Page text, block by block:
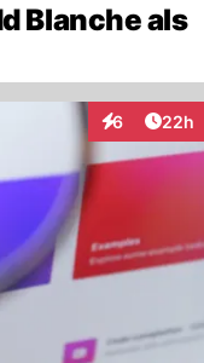
Blanche als
6
Interaktionen
22h